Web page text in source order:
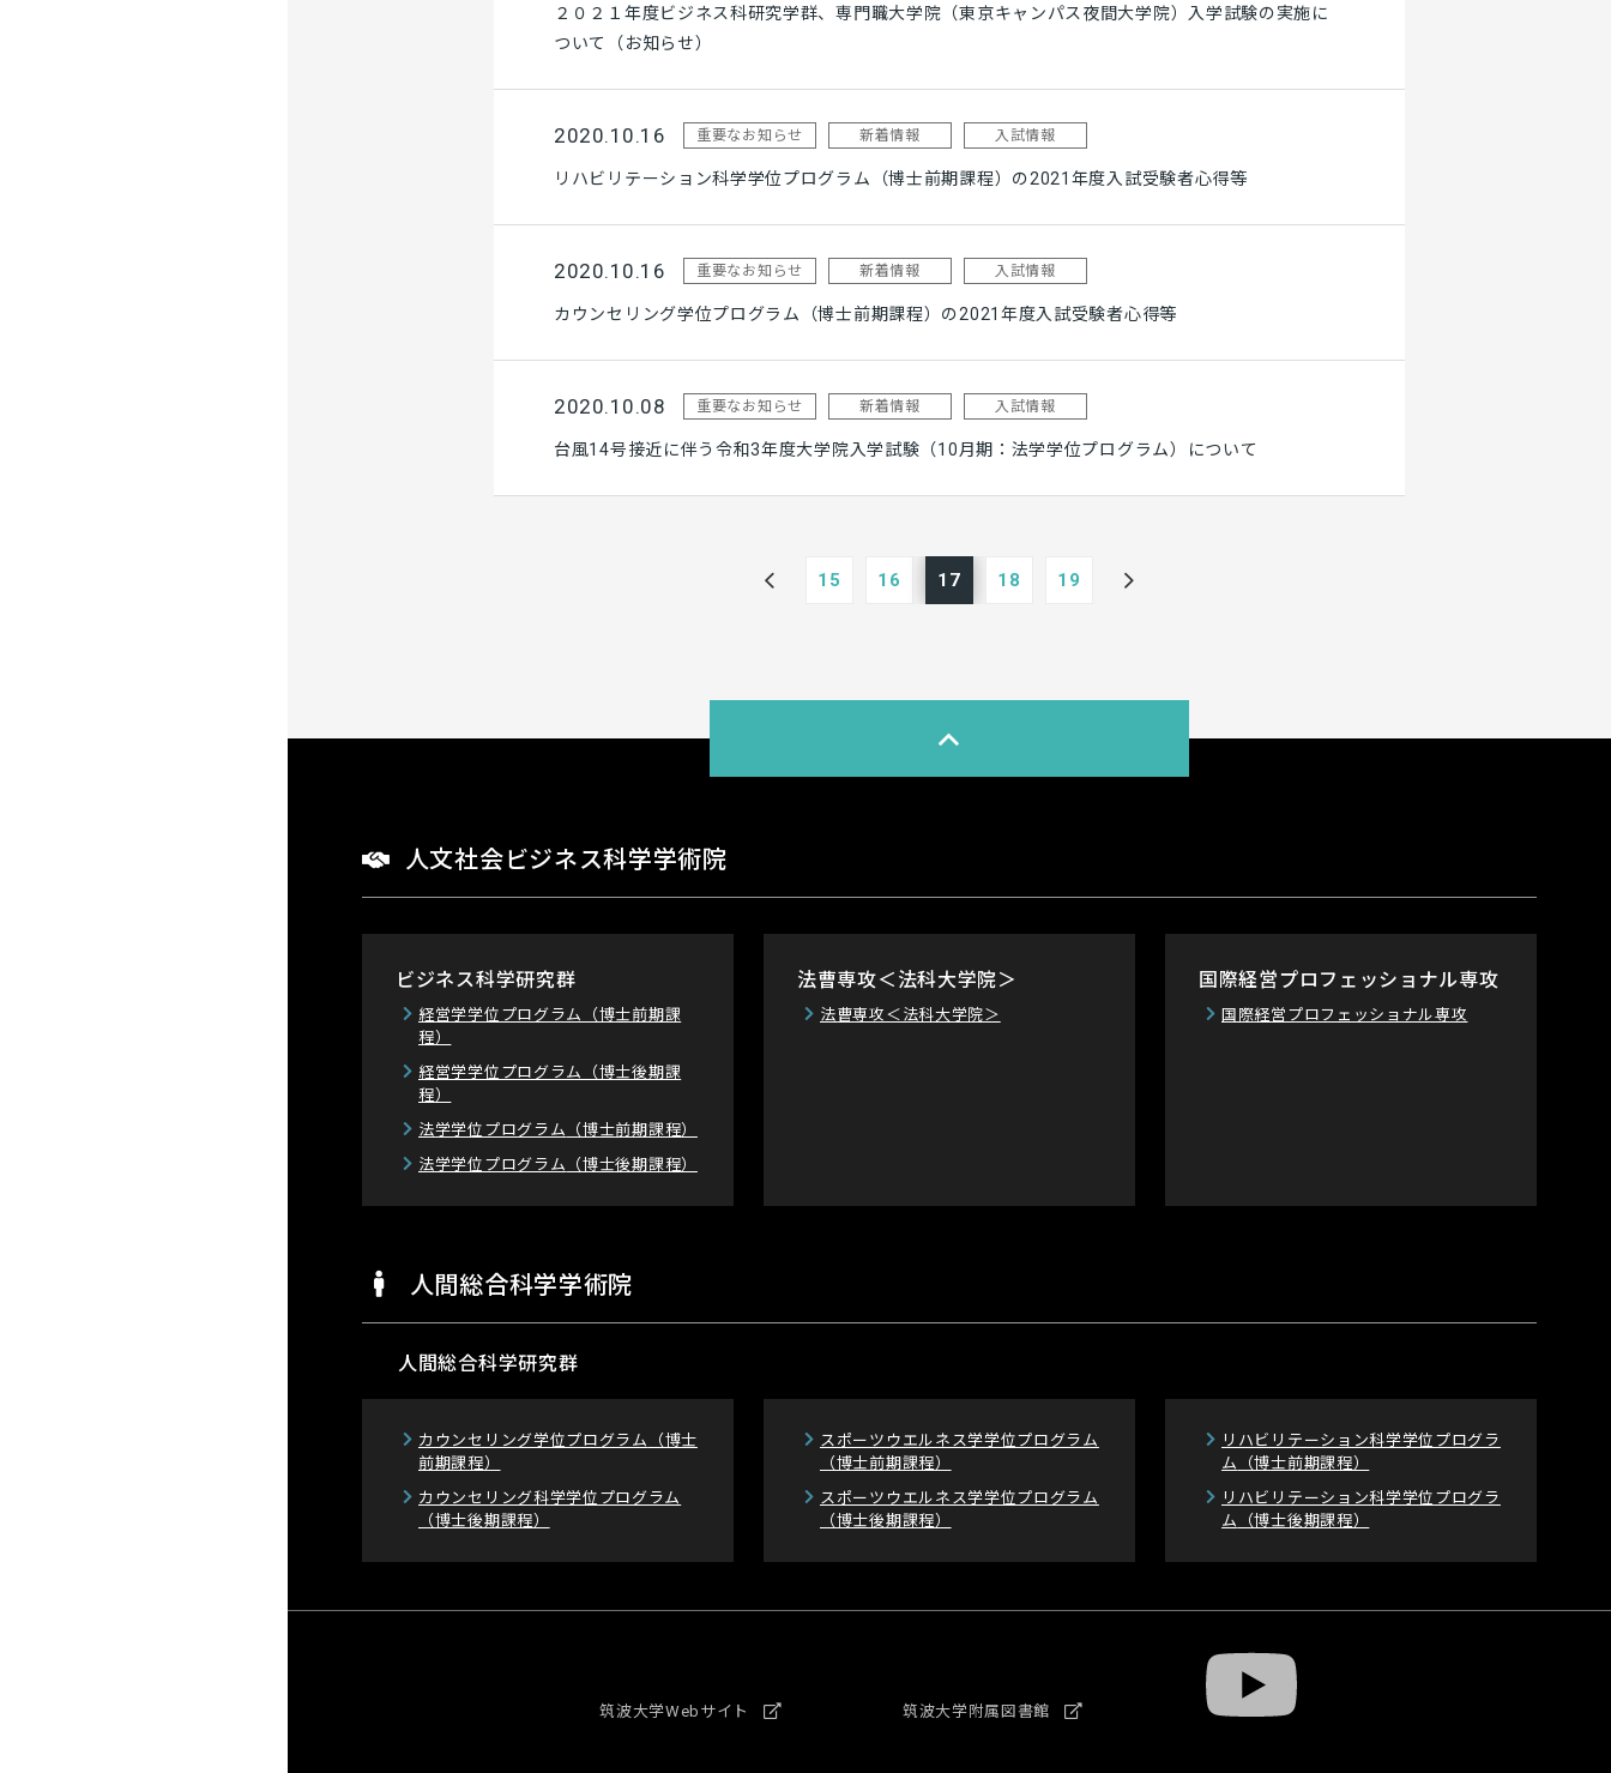
２０２１年度ビジネス科研究学群、専門職大学院（東京キャンパス夜間大学院）入学試験の実施に
ついて（お知らせ）
2020.10.16 重要なお知らせ 新着情報 入試情報
リハビリテーション科学学位プログラム（博士前期課程）の2021年度入試受験者心得等
2020.10.16 重要なお知らせ 新着情報 入試情報
カウンセリング学位プログラム（博士前期課程）の2021年度入試受験者心得等
2020.10.08 重要なお知らせ 新着情報 入試情報
台風14号接近に伴う令和3年度大学院入学試験（10月期：法学学位プログラム）について
15 16 17 18 19
人文社会ビジネス科学学術院
ビジネス科学研究群
経営学学位プログラム
（博士前期課
程）
経営学学位プログラム
（博士後期課
程）
法学学位プログラム （博士前期課程）
法学学位プログラム （博士後期課程）
法曹専攻＜法科大学院＞
法曹専攻＜法科大学院＞
国際経営プロフェッショナル専攻
国際経営プロフェッショナル専攻
人間総合科学学術院
人間総合科学研究群
カウンセリング学位プログラム
（博士
前期課程）
カウンセリング科学学位プログラム
（博士後期課程）
スポーツウエルネス学学位プログラム
（博士前期課程）
スポーツウエルネス学学位プログラム
（博士後期課程）
リハビリテーション科学学位プログラ
ム
（博士前期課程）
リハビリテーション科学学位プログラ
ム
（博士後期課程）
筑波大学Webサイト 筑波大学附属図書館